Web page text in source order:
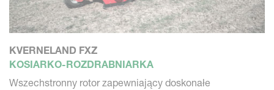
KVERNELAND FXZ
KOSIARKO-ROZDRABNIARKA
Wszechstronny rotor zapewniający doskonałe